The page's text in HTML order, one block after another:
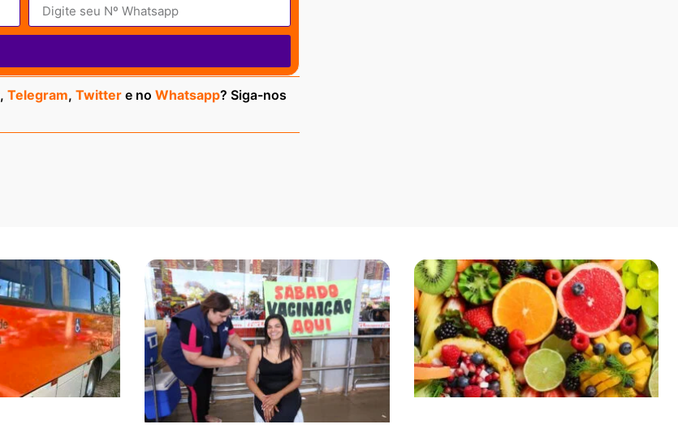
, Telegram, Twitter e no Whatsapp? Siga-nos